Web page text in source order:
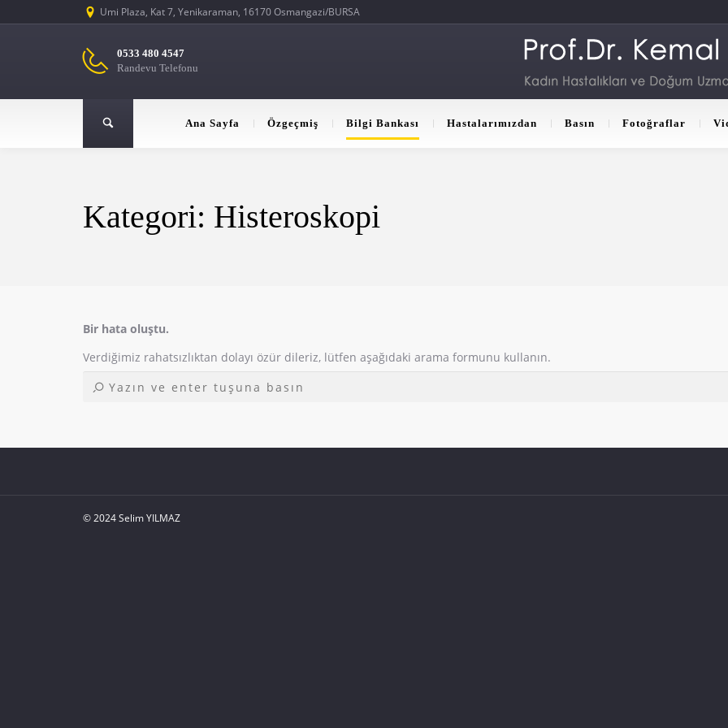
Umi Plaza, Kat 7, Yenikaraman, 16170 Osmangazi/BURSA
0533 480 4547
Randevu Telefonu
Ana Sayfa Özgeçmiş Bilgi Bankası Hastalarımızdan Basın Fotoğraflar
Kategori: Histeroskopi
Bir hata oluştu.
Verdiğimiz rahatsızlıktan dolayı özür dileriz, lütfen aşağıdaki arama formunu kullanın.
© 2024 Selim YILMAZ